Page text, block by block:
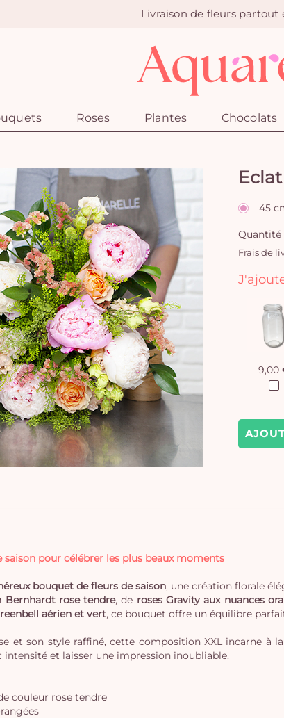
Livraison de fleurs partout
Roses Plantes Chocolats
45
Quantité
Frais de
9,00
saison pour célébrer les plus beaux moments
bouquet de fleurs de saison, une création florale
Bernhardt rose tendre, de roses Gravity aux nuances
aérien et vert, ce bouquet offre un équilibre
et son style raffiné, cette composition XXL incarne à
et laisser une impression inoubliable.
couleur rose tendre